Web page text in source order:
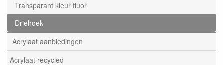
Transparant kleur fluor
Driehoek
Acrylaat aanbiedingen
Acrylaat recycled